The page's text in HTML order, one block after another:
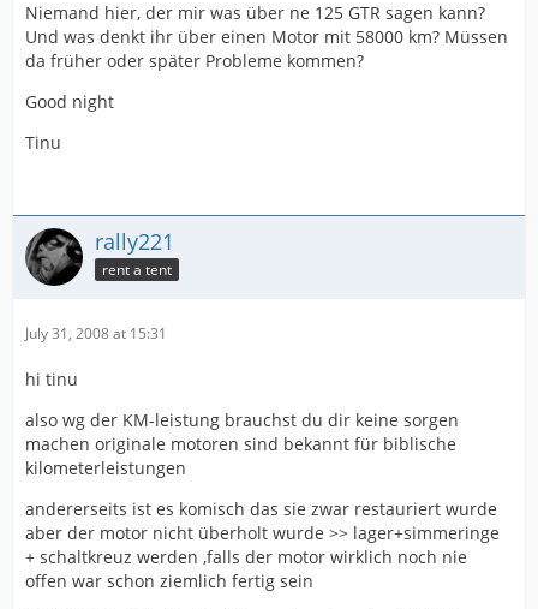
Niemand hier, der mir was über ne 125 GTR sagen kann?
Und was denkt ihr über einen Motor mit 58000 km? Müssen
da früher oder später Probleme kommen?
Good night
Tinu
rally221
rent a tent
July 31, 2008 at 15:31
hi tinu
also wg der KM-leistung brauchst du dir keine sorgen
machen originale motoren sind bekannt für biblische
kilometerleistungen
andererseits ist es komisch das sie zwar restauriert wurde
aber der motor nicht überholt wurde >> lager+simmeringe
+ schaltkreuz werden ,falls der motor wirklich noch nie
offen war schon ziemlich fertig sein